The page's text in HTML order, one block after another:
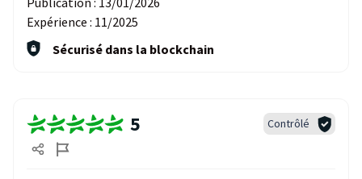
Expérience : 11/2025
Sécurisé dans la blockchain
5 Contrôlé